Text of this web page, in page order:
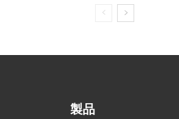
製品